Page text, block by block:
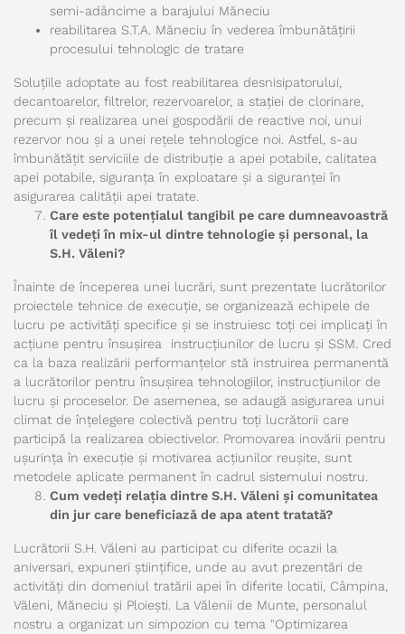
semi-adâncime a barajului Măneciu
reabilitarea S.T.A. Măneciu în vederea îmbunătățirii
procesului tehnologic de tratare
Soluțiile adoptate au fost reabilitarea desnisipatorului,
decantoarelor, filtrelor, rezervoarelor, a stației de clorinare,
precum și realizarea unei gospodării de reactive noi, unui
rezervor nou și a unei rețele tehnologice noi. Astfel, s-au
îmbunătățit serviciile de distribuție a apei potabile, calitatea
apei potabile, siguranța în exploatare și a siguranței în
asigurarea calității apei tratate.
Care este potențialul tangibil pe care dumneavoastră
îl vedeți în mix-ul dintre tehnologie și personal, la
S.H. Văleni?
Înainte de începerea unei lucrări, sunt prezentate lucrătorilor
proiectele tehnice de execuție, se organizează echipele de
lucru pe activități specifice și se instruiesc toți cei implicați în
acțiune pentru însușirea instrucțiunilor de lucru și SSM. Cred
ca la baza realizării performanțelor stă instruirea permanentă
a lucrătorilor pentru însușirea tehnologiilor, instrucțiunilor de
lucru și proceselor. De asemenea, se adaugă asigurarea unui
climat de înțelegere colectivă pentru toți lucrătorii care
participă la realizarea obiectivelor. Promovarea inovării pentru
ușurința în execuție și motivarea acțiunilor reușite, sunt
metodele aplicate permanent în cadrul sistemului nostru.
Cum vedeți relația dintre S.H. Văleni și comunitatea
din jur care beneficiază de apa atent tratată?
Lucrătorii S.H. Văleni au participat cu diferite ocazii la
aniversari, expuneri științifice, unde au avut prezentări de
activități din domeniul tratării apei în diferite locatii, Câmpina,
Văleni, Măneciu și Ploiești. La Vălenii de Munte, personalul
nostru a organizat un simpozion cu tema "Optimizarea